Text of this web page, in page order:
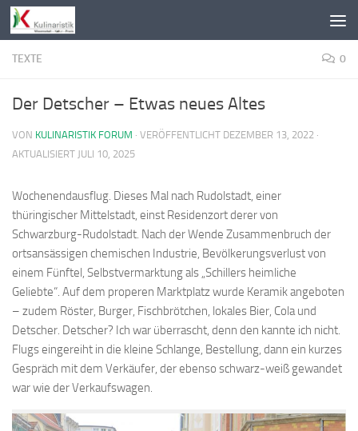
Zum Inhalt springen
TEXTE 0
Der Detscher – Etwas neues Altes
VON KULINARISTIK FORUM · VERÖFFENTLICHT DEZEMBER 13, 2022 ·
AKTUALISIERT JULI 10, 2025
Wochenendausflug. Dieses Mal nach Rudolstadt, einer
thüringischer Mittelstadt, einst Residenzort derer von
Schwarzburg-Rudolstadt. Nach der Wende Zusammenbruch der
ortsansässigen chemischen Industrie, Bevölkerungsverlust von
einem Fünftel, Selbstvermarktung als „Schillers heimliche
Geliebte“. Auf dem properen Marktplatz wurde Keramik angeboten
– zudem Röster, Burger, Fischbrötchen, lokales Bier, Cola und
Detscher. Detscher? Ich war überrascht, denn den kannte ich nicht.
Flugs eingereiht in die kleine Schlange, Bestellung, dann ein kurzes
Gespräch mit dem Verkäufer, der ebenso schwarz-weiß gewandet
war wie der Verkaufswagen.